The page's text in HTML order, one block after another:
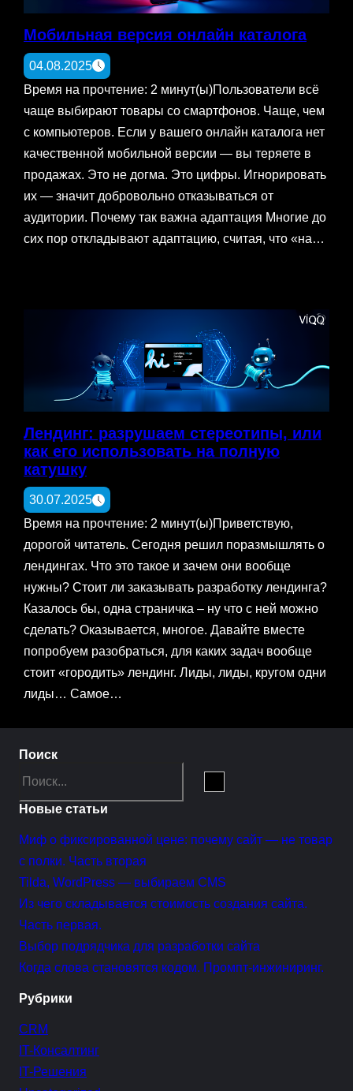
Мобильная версия онлайн каталога
04.08.2025
Время на прочтение: 2 минут(ы)Пользователи всё
чаще выбирают товары со смартфонов. Чаще, чем
с компьютеров. Если у вашего онлайн каталога нет
качественной мобильной версии — вы теряете в
продажах. Это не догма. Это цифры. Игнорировать
их — значит добровольно отказываться от
аудитории. Почему так важна адаптация Многие до
сих пор откладывают адаптацию, считая, что «на…
Лендинг: разрушаем стереотипы, или
как его использовать на полную
катушку
30.07.2025
Время на прочтение: 2 минут(ы)Приветствую,
дорогой читатель. Сегодня решил поразмышлять о
лендингах. Что это такое и зачем они вообще
нужны? Стоит ли заказывать разработку лендинга?
Казалось бы, одна страничка – ну что с ней можно
сделать? Оказывается, многое. Давайте вместе
попробуем разобраться, для каких задач вообще
стоит «городить» лендинг. Лиды, лиды, кругом одни
лиды… Самое…
Поиск
Новые статьи
Миф о фиксированной цене: почему сайт — не товар
с полки. Часть вторая
Tilda, WordPress — выбираем CMS
Из чего складывается стоимость создания сайта.
Часть первая.
Выбор подрядчика для разработки сайта
Когда слова становятся кодом. Промпт-инжиниринг.
Рубрики
CRM
IT-Консалтинг
IT-Решения